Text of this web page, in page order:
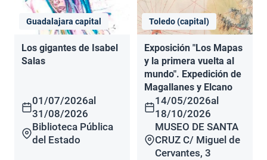
Guadalajara capital
Los gigantes de Isabel
Salas
01/07/2026al
31/08/2026
Biblioteca Pública
del Estado
Toledo (capital)
Exposición "Los Mapas
y la primera vuelta al
mundo". Expedición de
Magallanes y Elcano
14/05/2026al
18/10/2026
MUSEO DE SANTA
CRUZ C/ Miguel de
Cervantes, 3